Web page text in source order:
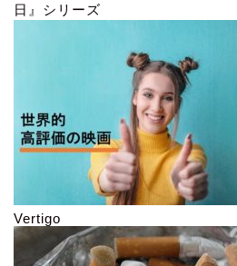
日』シリーズ
Vertigo